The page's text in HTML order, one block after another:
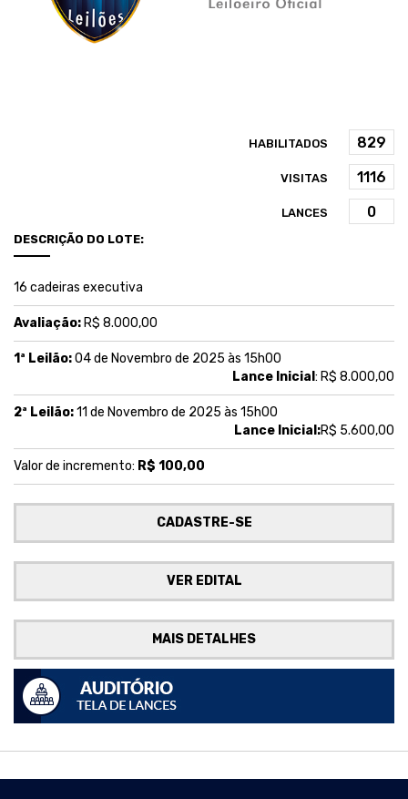
HABILITADOS
VISITAS
LANCES
DESCRIÇÃO DO LOTE:
16 cadeiras executiva
Avaliação:R$ 8.000,00
1ª Leilão:04 de Novembro de 2025 às 15h00
Lance Inicial: R$ 8.000,00
2ª Leilão:11 de Novembro de 2025 às 15h00
Lance Inicial:R$ 5.600,00
Valor de incremento: R$ 100,00
CADASTRE-SE
VER EDITAL
MAIS DETALHES